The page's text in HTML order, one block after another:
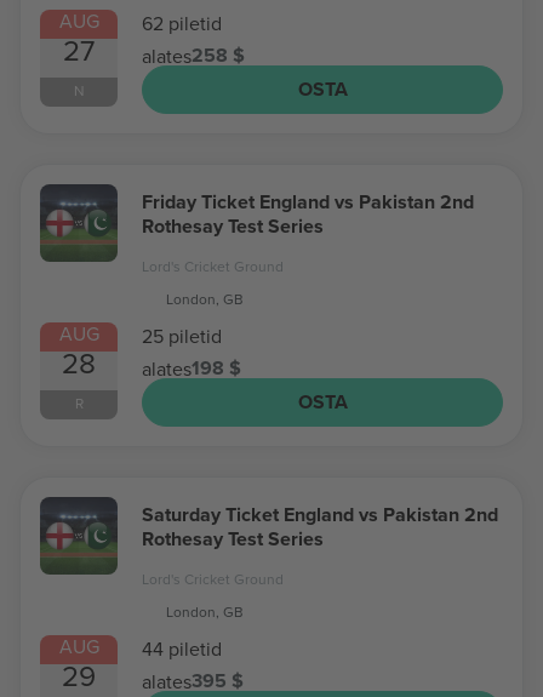
AUG
27
N
62 piletid
alates258 $
OSTA
AUG
28
R
Friday Ticket England vs Pakistan 2nd
Rothesay Test Series
Lord's Cricket Ground
London, GB
25 piletid
alates198 $
OSTA
AUG
29
Saturday Ticket England vs Pakistan 2nd
Rothesay Test Series
Lord's Cricket Ground
London, GB
44 piletid
alates395 $